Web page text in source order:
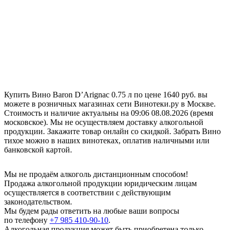
Купить Вино Baron D’Arignac 0.75 л по цене 1640 руб. вы
можете в розничных магазинах сети Винотеки.ру в Москве.
Стоимость и наличие актуальны на 09:06 08.08.2026 (время
московское). Мы не осуществляем доставку алкогольной
продукции. Закажите товар онлайн со скидкой. Забрать Вино
тихое можно в наших винотеках, оплатив наличными или
банковской картой.
Мы не продаём алкоголь дистанционным способом!
Продажа алкогольной продукции юридическим лицам
осуществляется в соответствии с действующим
законодательством.
Мы будем рады ответить на любые ваши вопросы
по телефону +7 985 410-90-10.